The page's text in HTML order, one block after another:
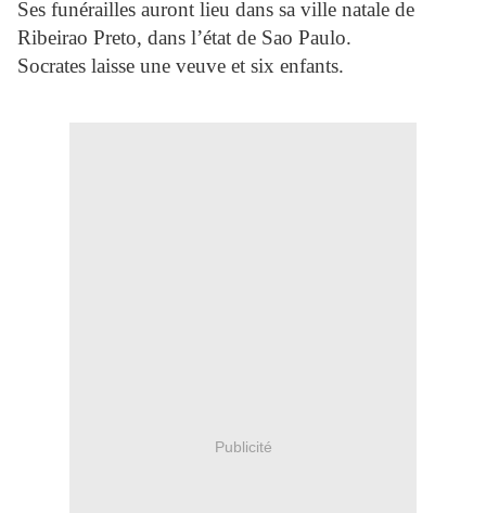
Ses funérailles auront lieu dans sa ville natale de
Ribeirao Preto, dans l’état de Sao Paulo.
Socrates laisse une veuve et six enfants.
Publicité